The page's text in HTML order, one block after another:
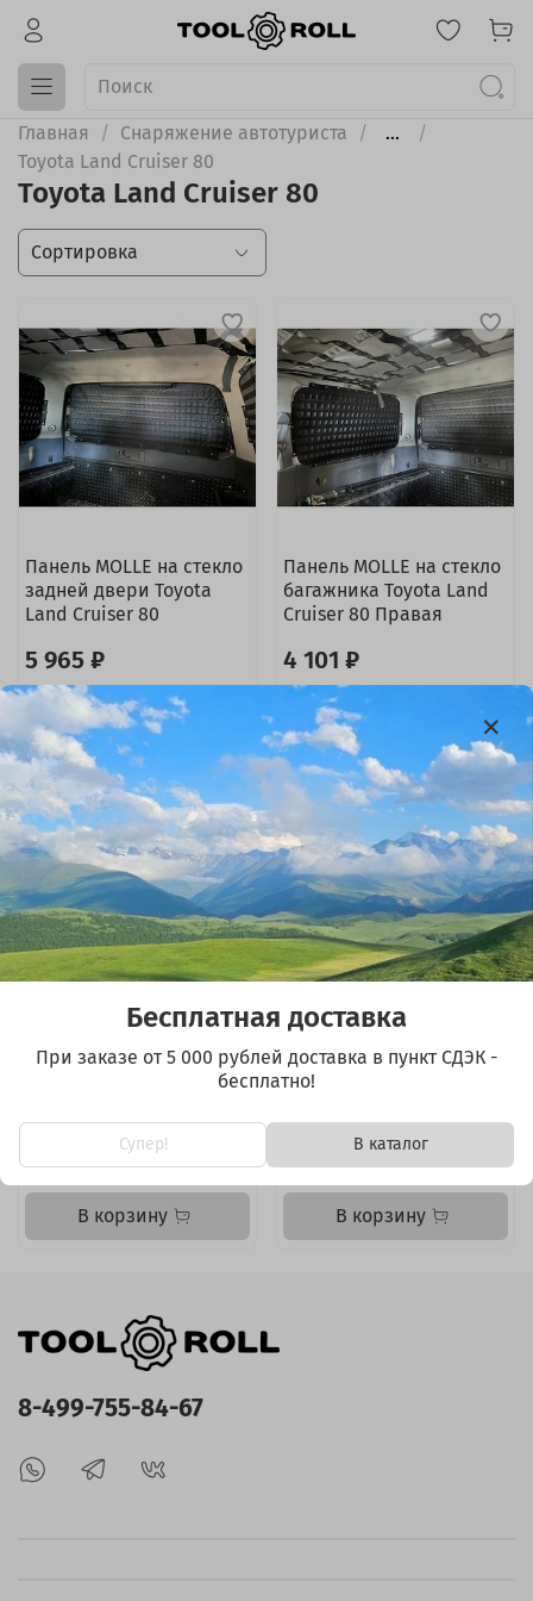
Главная Снаряжение автотуриста
...
Toyota Land Cruiser 80
Toyota Land Cruiser 80
Панель MOLLE на стекло
задней двери Toyota
Land Cruiser 80
5 965 ₽
В корзину
Панель MOLLE на стекло
багажника Toyota Land
Cruiser 80 Правая
4 101 ₽
В корзину
Комплект панелей
MOLLE на двери
Cruiser 80
7 288 ₽
В корзину
Панель MOLLE на стекло
багажника Toyota Land
4 101 ₽
В корзину
8-499-755-84-67
Бесплатная доставка
При заказе от 5 000 рублей доставка в пункт СДЭК -
бесплатно!
Супер! В каталог